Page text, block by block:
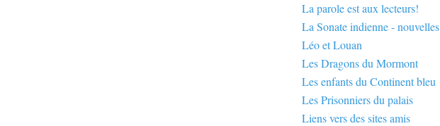
La parole est aux lecteurs!
La Sonate indienne - nouvelles
Léo et Louan
Les Dragons du Mormont
Les enfants du Continent bleu
Les Prisonniers du palais
Liens vers des sites amis